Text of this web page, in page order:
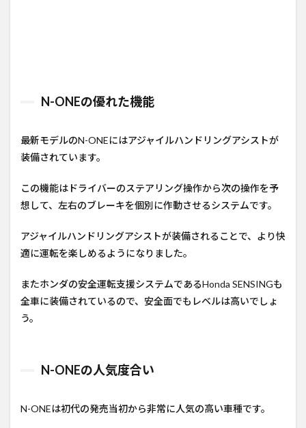
N-ONEの優れた機能
最新モデルのN-ONEにはアジャイルハンドリングアシストが
装備されています。
この機能はドライバーのステアリング操作から次の操作を予
想して、左右のブレーキを個別に作動させるシステムです。
アジャイルハンドリングアシストが装備されることで、より快
適に運転を楽しめるようになりました。
またホンダの安全運転支援システムであるHonda SENSINGも
全車に装備されているので、安全面でもレベルは高いでしょ
う。
N-ONEの人気度合い
N-ONEは初代の発売当初から非常に人気の高い車種です。